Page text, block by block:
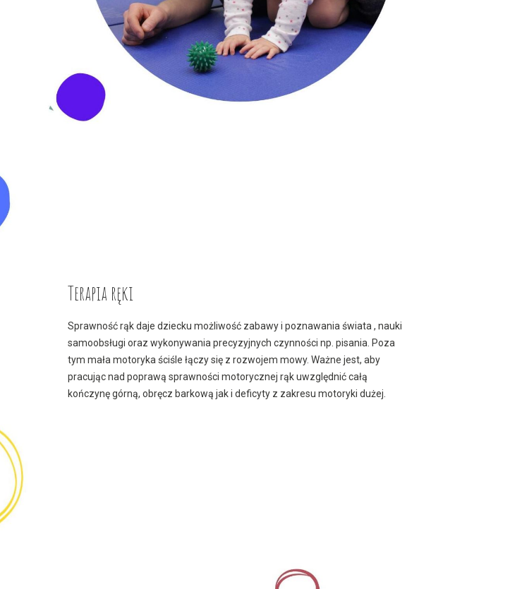
Terapia ręki
Sprawność rąk daje dziecku możliwość zabawy i poznawania świata , nauki
samoobsługi oraz wykonywania precyzyjnych czynności np. pisania. Poza
tym mała motoryka ściśle łączy się z rozwojem mowy. Ważne jest, aby
pracując nad poprawą sprawności motorycznej rąk uwzględnić całą
kończynę górną, obręcz barkową jak i deficyty z zakresu motoryki dużej.